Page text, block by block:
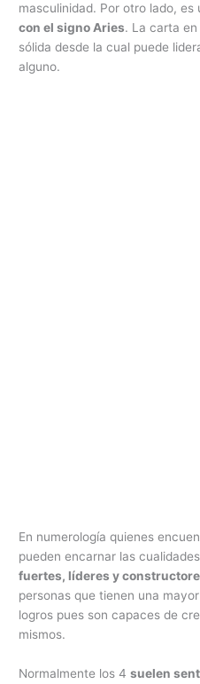
masculinidad. Por otro lado,
con el signo Aries. La carta en
sólida desde la cual puede
alguno.
En numerología quienes
pueden encarnar las
fuertes, líderes y
personas que tienen una
logros pues son capaces de
mismos.
Normalmente los 4suelen